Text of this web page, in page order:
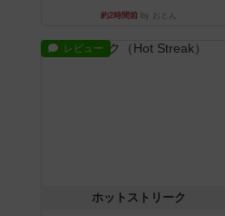
約2時間前 by おとん
レビュー
ホットストリーク